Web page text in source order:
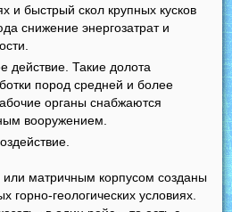
и быстрый скол крупных кусков
снижение энергозатрат и
Такие долота
пород средней и более
органы снабжаются
вооружением.
матричным корпусом созданы
горно-геологических условиях.